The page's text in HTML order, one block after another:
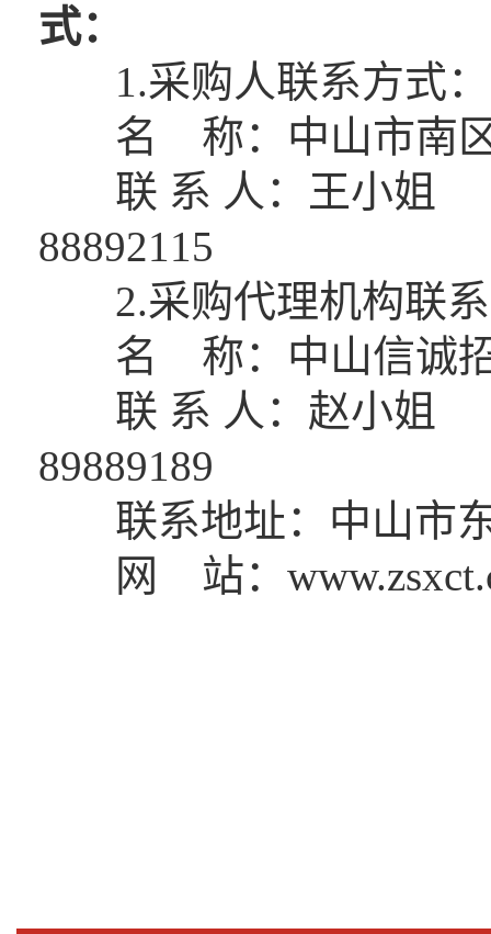
式：
1.采购人联系方式：
名 称：中山市南区
联 系 人：王
88892115
2.采购代理机构联系
名 称：中山信诚招
联 系 人：赵
89889189
联系地址：中山市东
网 站：